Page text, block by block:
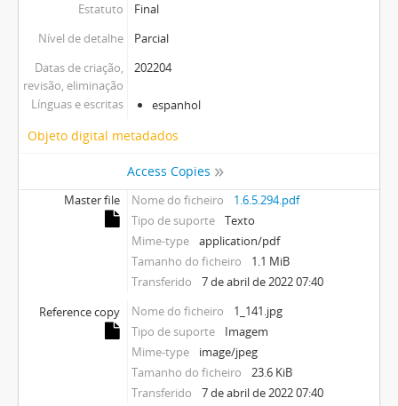
Estatuto
Final
Nível de detalhe
Parcial
Datas de criação,
revisão, eliminação
202204
Línguas e escritas espanhol
Objeto digital metadados
Access Copies
Master file Nome do ficheiro
1.6.5.294.pdf
Tipo de suporte
Texto
Mime-type
application/pdf
Tamanho do ficheiro
1.1 MiB
Transferido
7 de abril de 2022 07:40
Reference copy
Nome do ficheiro
1_141.jpg
Tipo de suporte
Imagem
Mime-type
image/jpeg
Tamanho do ficheiro
23.6 KiB
Transferido
7 de abril de 2022 07:40